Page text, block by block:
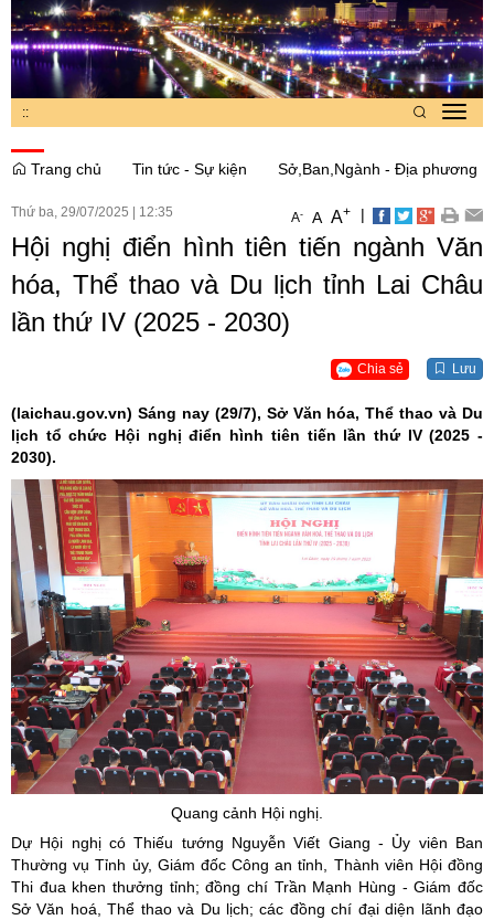
::
Trang chủ
Tin tức - Sự kiện Sở,Ban,Ngành - Địa phương
Thứ ba, 29/07/2025 12:35 A- A A+ |
Hội nghị điển hình tiên tiến ngành Văn
hóa, Thể thao và Du lịch tỉnh Lai Châu
lần thứ IV (2025 - 2030)
Chia sẻ Lưu
(laichau.gov.vn) Sáng nay (29/7), Sở Văn hóa, Thể thao và Du
lịch tổ chức Hội nghị điển hình tiên tiến lần thứ IV (2025 -
2030).
Quang cảnh Hội nghị.
Dự Hội nghị có Thiếu tướng Nguyễn Viết Giang - Ủy viên Ban
Thường vụ Tỉnh ủy, Giám đốc Công an tỉnh, Thành viên Hội đồng
Thi đua khen thưởng tỉnh; đồng chí Trần Mạnh Hùng - Giám đốc
Sở Văn hoá, Thể thao và Du lịch; các đồng chí đại diện lãnh đạo